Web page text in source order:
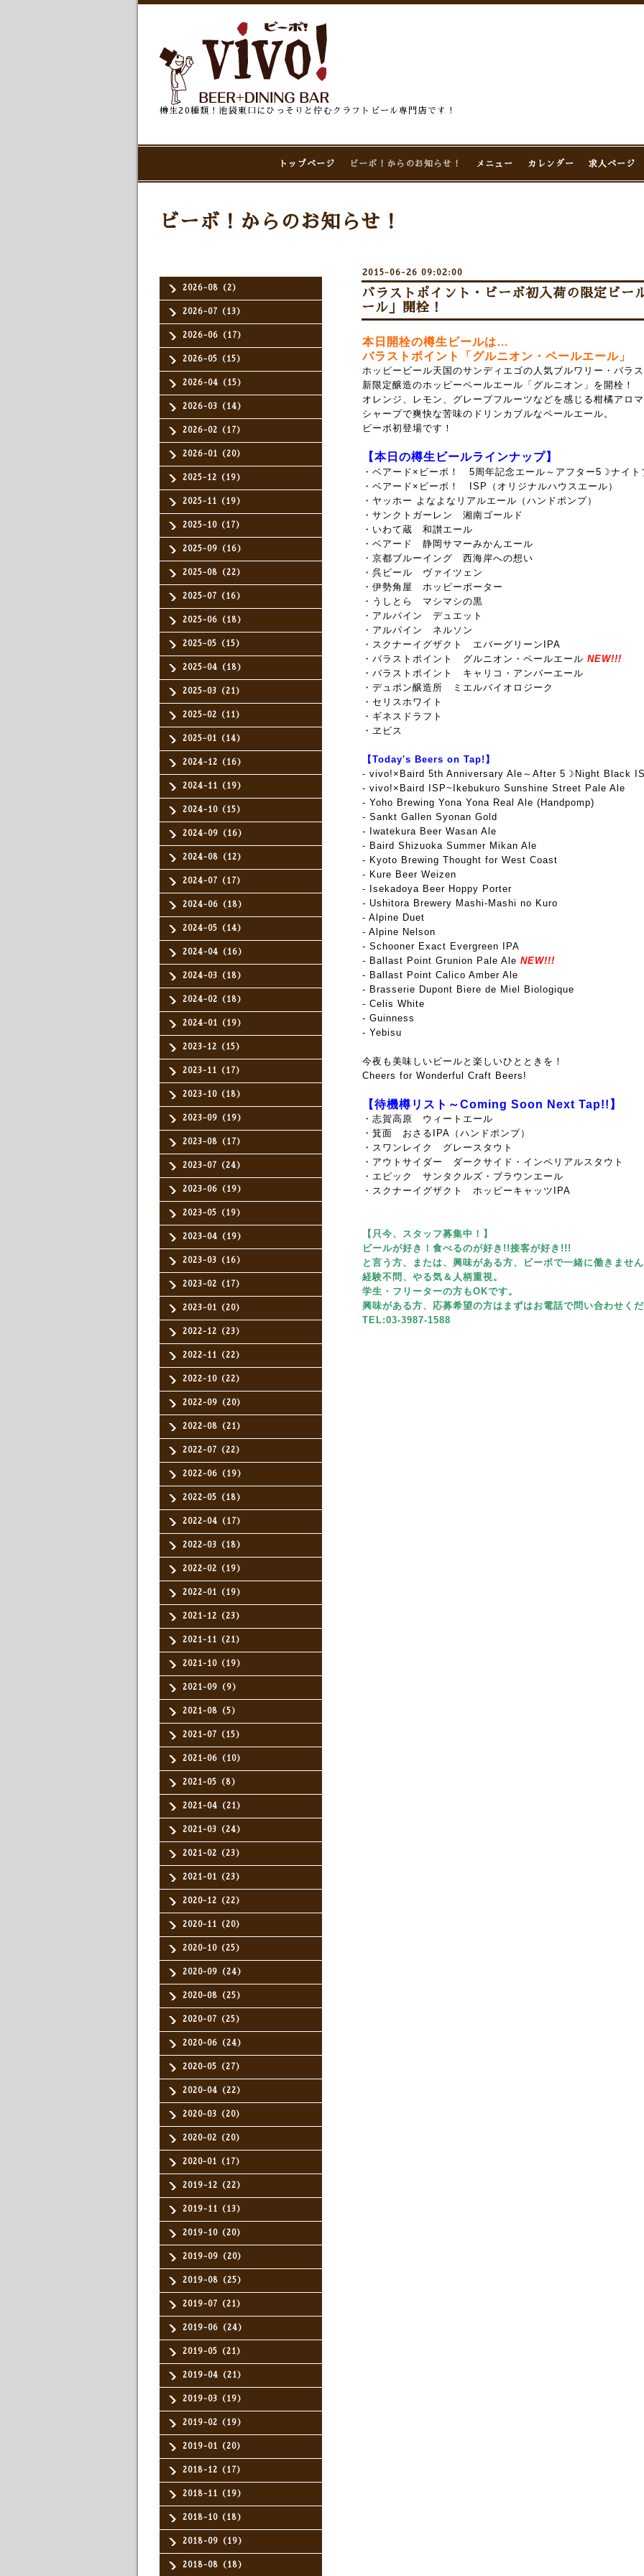
樽生20種類！池袋東口にひっそりと佇むクラフトビール専門店です！
トップページ ビーボ！からのお知らせ！ メニュー カレンダー 求人ページ
2026-08（2）
2026-07（13）
2026-06（17）
2026-05（15）
2026-04（15）
2026-03（14）
2026-02（17）
2026-01（20）
2025-12（19）
2025-11（19）
2025-10（17）
2025-09（16）
2025-08（22）
2025-07（16）
2025-06（18）
2025-05（15）
2025-04（18）
2025-03（21）
2025-02（11）
2025-01（14）
2024-12（16）
2024-11（19）
2024-10（15）
2024-09（16）
2024-08（12）
2024-07（17）
2024-06（18）
2024-05（14）
2024-04（16）
2024-03（18）
2024-02（18）
2024-01（19）
2023-12（15）
2023-11（17）
2023-10（18）
2023-09（19）
2023-08（17）
2023-07（24）
2023-06（19）
2023-05（19）
2023-04（19）
2023-03（16）
2023-02（17）
2023-01（20）
2022-12（23）
2022-11（22）
2022-10（22）
2022-09（20）
2022-08（21）
2022-07（22）
2022-06（19）
2022-05（18）
2022-04（17）
2022-03（18）
2022-02（19）
2022-01（19）
2021-12（23）
2021-11（21）
2021-10（19）
2021-09（9）
2021-08（5）
2021-07（15）
2021-06（10）
2021-05（8）
2021-04（21）
2021-03（24）
2021-02（23）
2021-01（23）
2020-12（22）
2020-11（20）
2020-10（25）
2020-09（24）
2020-08（25）
2020-07（25）
2020-06（24）
2020-05（27）
2020-04（22）
2020-03（20）
2020-02（20）
2020-01（17）
2019-12（22）
2019-11（13）
2019-10（20）
2019-09（20）
2019-08（25）
2019-07（21）
2019-06（24）
2019-05（21）
2019-04（21）
2019-03（19）
2019-02（19）
2019-01（20）
2018-12（17）
2018-11（19）
2018-10（18）
2018-09（19）
2018-08（18）
ビーボ！からのお知らせ！
2015-06-26 09:02:00
バラストポイント・ビーボ初入荷の限定ビー
ール」開栓！
本日開栓の樽生ビールは…
バラストポイント「グルニオン・ペールエール 」
ホッピービール天国のサンディエゴの人気ブルワリー・バラ
新限定醸造のホッピーペールエール「グルニオン」を開栓！
オレンジ、レモン、グレープフルーツなどを感じる柑橘アロ
シャープで爽快な苦味のドリンカブルなペールエール。
ビーボ初登場です！
【本日の樽生ビールラインナップ】
・ベアード×ビーボ！ 5周年記念エール～ アフター5☽ナイト
・ベアード×ビーボ！ ISP（ オリジナルハウスエール）
・ヤッホー よなよなリアルエール（ハンドポンプ）
・サンクトガーレン 湘南ゴールド
・いわて蔵 和讃エール
・ベアード 静岡サマーみかんエール
・京都ブルーイング 西海岸への想い
・呉ビール ヴァイツェン
・伊勢角屋 ホッピーポーター
・うしとら マシマシの黒
・アルパイン デュエット
・アルパイン ネルソン
・スクナーイグザクト エバーグリーンIPA
・バラストポイント グルニオン・ペールエール NEW!!!
・バラストポイント キャリコ・アンバーエール
・デュポン醸造所 ミエルバイオロジーク
・セリスホワイト
・ギネスドラフト
・ヱビス
【Today's Beers on Tap!】
- vivo!×Baird 5th Anniversary Ale～After 5☽Night Black
- vivo!×Baird ISP~Ikebukuro Sunshine Street Pale Ale
- Yoho Brewing Yona Yona Real Ale (Handpomp)
- Sankt Gallen Syonan Gold
- Iwatekura Beer Wasan Ale
- Baird Shizuoka Summer Mikan Ale
- Kyoto Brewing Thought for West Coast
- Kure Beer Weizen
- Isekadoya Beer Hoppy Porter
- Ushitora Brewery Mashi-Mashi no Kuro
- Alpine Duet
- Alpine Nelson
- Schooner Exact Evergreen IPA
- Ballast Point Grunion Pale Ale NEW!!!
- Ballast Point Calico Amber Ale
- Brasserie Dupont Biere de Miel Biologique
- Celis White
- Guinness
- Yebisu
今夜も美味しいビールと楽しいひとときを！
Cheers for Wonderful Craft Beers!
【待機樽リスト～Coming Soon Next Tap!!】
・志賀高原 ウィートエール
・箕面 おさるIPA（ハンドポンプ）
・スワンレイク グレースタウト
・アウトサイダー ダークサイド・インペリアルスタウト
・エピック サンタクルズ・ブラウンエール
・スクナーイグザクト ホッピーキャッツIPA
【只今、スタッフ募集中！】
ビールが好き！食べるのが好き!!接客が好き!!!
と言う方、または、興味がある方、ビーボで一緒に働きませ
経験不問、やる気＆人柄重視。
学生・フリーターの方もOKです。
興味がある方、応募希望の方はまずはお電話で問い合わせく
TEL:03-3987-1588